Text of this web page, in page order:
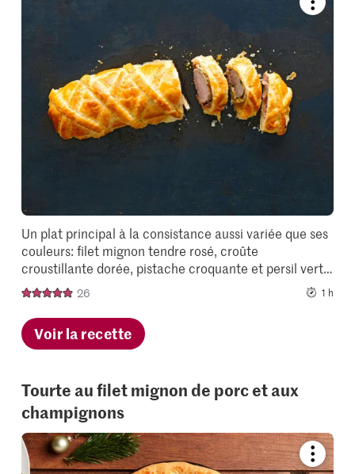
recipe
Un plat principal à la consistance aussi variée que ses
couleurs: filet mignon tendre rosé, croûte
croustillante dorée, pistache croquante et persil vert…
26 1 h
Voir la recette
Tourte au filet mignon de porc et aux
champignons
recipe